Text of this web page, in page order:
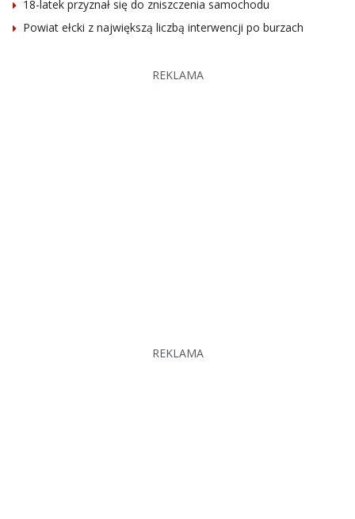
18-latek przyznał się do zniszczenia samochodu
Powiat ełcki z największą liczbą interwencji po burzach
REKLAMA
REKLAMA